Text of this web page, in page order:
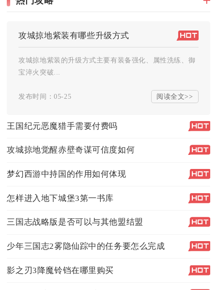
攻城掠地紫装有哪些升级方式
攻城掠地紫装的升级方式主要有装备强化、属性洗练、御
宝淬火突破...
发布时间：05-25 阅读全文>>
王国纪元恶魔猎手需要付费吗
攻城掠地觉醒赤壁奇谋可信度如何
梦幻西游中持国的作用如何体现
怎样进入地下城堡3第一书库
三国志战略版是否可以与其他盟结盟
少年三国志2雾隐仙踪中的任务要怎么完成
影之刃3降魔铃铛在哪里购买